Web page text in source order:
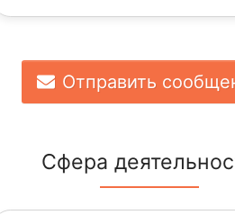
Отправить
Сфера